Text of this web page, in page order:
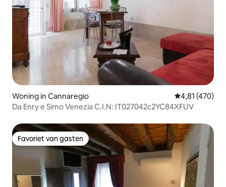
Woning in Cannaregio Gemiddelde
4,81 (470)
Da Enry e Simo Venezia C.I.N: IT027042c2YC84XFUV
Favoriet van gasten
Favoriet van gasten